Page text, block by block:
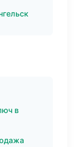
в